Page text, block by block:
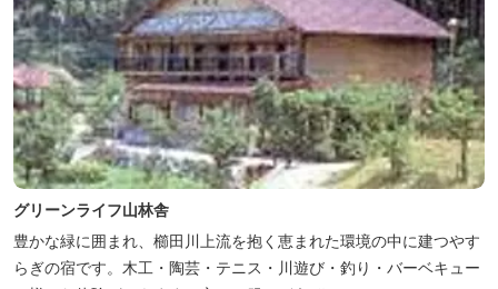
グリーンライフ山林舎
豊かな緑に囲まれ、櫛田川上流を抱く恵まれた環境の中に建つやす
らぎの宿です。木工・陶芸・テニス・川遊び・釣り・バーベキュー